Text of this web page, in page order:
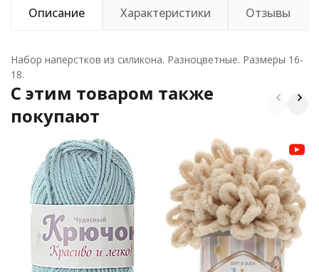
Описание Характеристики Отзывы
Набор наперстков из силикона. Разноцветные. Размеры 16-
18.
C этим товаром также
покупают